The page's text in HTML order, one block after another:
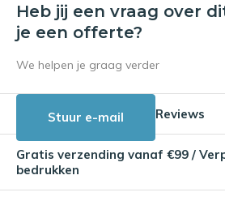
Heb jij een vraag over
je een offerte?
We helpen je graag verder
Stuur e-mail Reviews
Gratis verzending vanaf €99 /
bedrukken